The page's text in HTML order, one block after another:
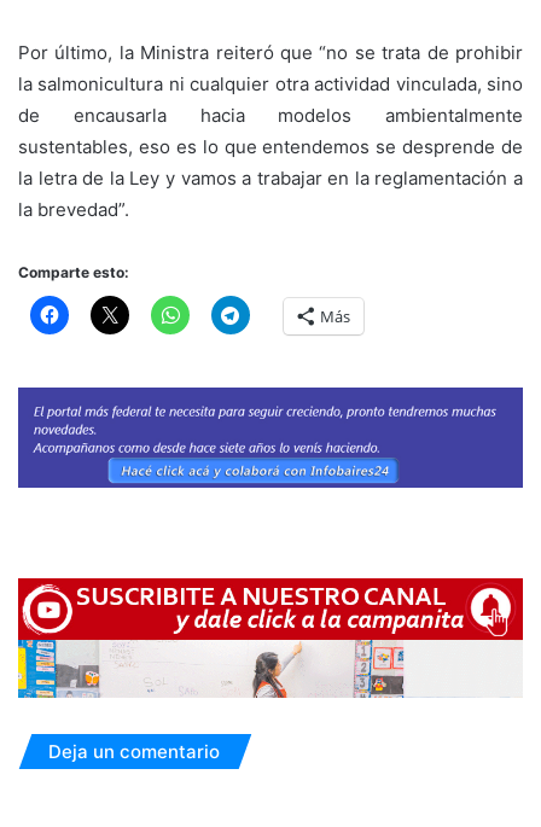
Por último, la Ministra reiteró que “no se trata de prohibir
la salmonicultura ni cualquier otra actividad vinculada, sino
de encausarla hacia modelos ambientalmente
sustentables, eso es lo que entendemos se desprende de
la letra de la Ley y vamos a trabajar en la reglamentación a
la brevedad”.
Comparte esto:
Más
Deja un comentario